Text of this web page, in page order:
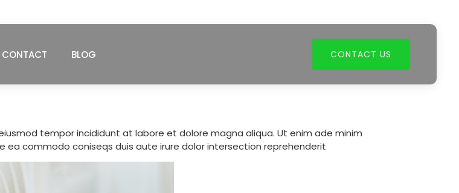
CONTACT BLOG CONTACT US
tempor incididunt at labore et dolore magna aliqua. Ut enim ade minim
ea commodo coniseqs duis aute irure dolor intersection reprehenderit